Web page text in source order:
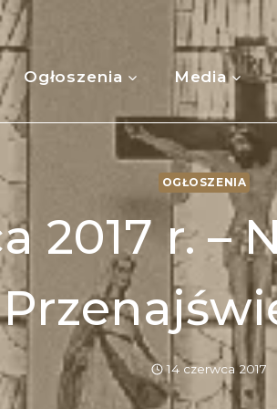
Ogłoszenia Media
OGŁOSZENIA
2017 r. –
14 czerwca 2017